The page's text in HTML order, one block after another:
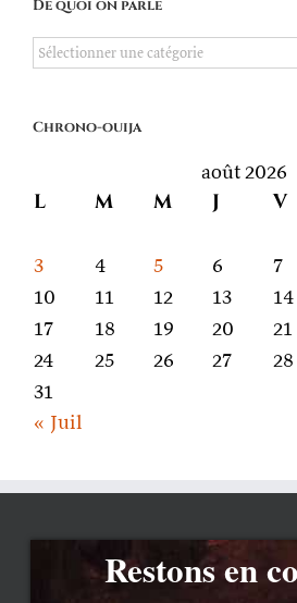
De quoi on parle
De
parle
Chrono-ouija
août 2026
L M M J V
3
4 5 6 7
10
11 12 13 14
17
18 19 20 21
24
25 26 27 28
31
« Juil
Restons en